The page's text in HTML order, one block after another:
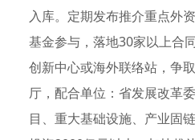
入库。定期发布推介重点外
基金参与，落地30家以上合
创新中心或海外联络站，争
厅，配合单位：省发展改革
目、重大基础设施、产业固